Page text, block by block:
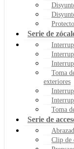
Serie de
Toma
exteriores
Toma
Serie de
Clip de